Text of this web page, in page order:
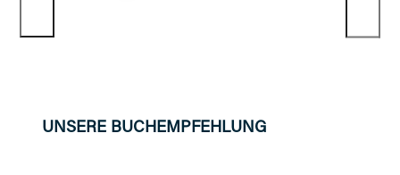
UNSERE BUCHEMPFEHLUNG